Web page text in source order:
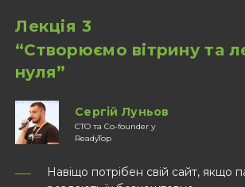
Лекція 3
“Створюємо вітрину та
нуля”
Сергій Луньов
CTO та Co-founder у
ReadyTop
Навіщо потрібен свій сайт, якщо